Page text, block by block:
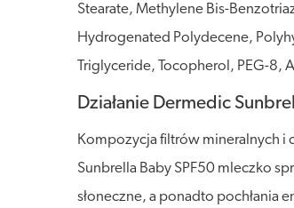
Stearate, Methylene Bis-
Hydrogenated Polydecene,
Triglyceride, Tocopherol, PEG-
Działanie Dermedic
Kompozycja filtrów mineralnych i
Sunbrella Baby SPF50 mleczko
słoneczne, a ponadto pochłania